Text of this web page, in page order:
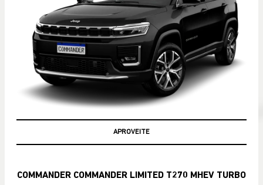
APROVEITE
COMMANDER COMMANDER LIMITED T270 MHEV TURBO